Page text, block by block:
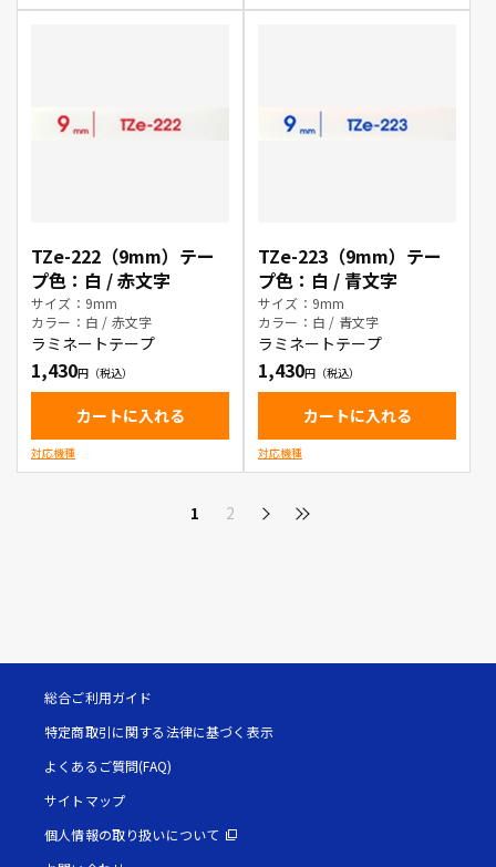
TZe-222（9mm）テー
プ色：白 / 赤文字
サイズ：9mm
カラー：白 / 赤文字
ラミネートテープ
1,430
カートに入れる
対応機種
TZe-223（9mm）テー
プ色：白 / 青文字
サイズ：9mm
カラー：白 / 青文字
ラミネートテープ
1,430
カートに入れる
対応機種
1 2
総合ご利用ガイド
特定商取引に関する法律に基づく表示
よくあるご質問(FAQ)
サイトマップ
個人情報の取り扱いについて